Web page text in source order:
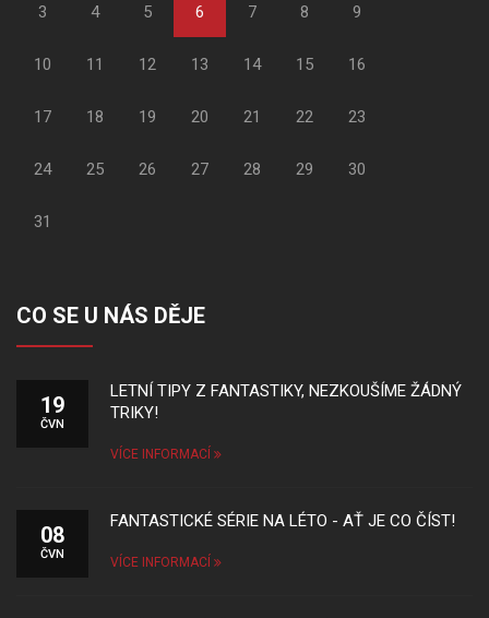
3 4 5 6 7 8 9
10 11 12 13 14 15 16
17 18 19 20 21 22 23
24 25 26 27 28 29 30
31
CO SE U NÁS DĚJE
19
ČVN
LETNÍ TIPY Z FANTASTIKY, NEZKOUŠÍME ŽÁDNÝ
TRIKY!
VÍCE INFORMACÍ
08
ČVN
FANTASTICKÉ SÉRIE NA LÉTO - AŤ JE CO ČÍST!
VÍCE INFORMACÍ